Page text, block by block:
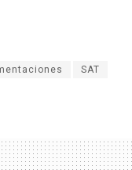
SAT